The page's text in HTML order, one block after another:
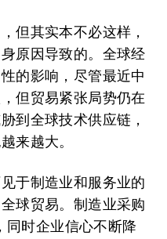
但其实本不必这样，
原因导致的。全球经
的影响，尽管最近中
但贸易紧张局势仍在
到全球技术供应链，
来越大。
于制造业和服务业的
球贸易。制造业采购
同时企业信心不断降